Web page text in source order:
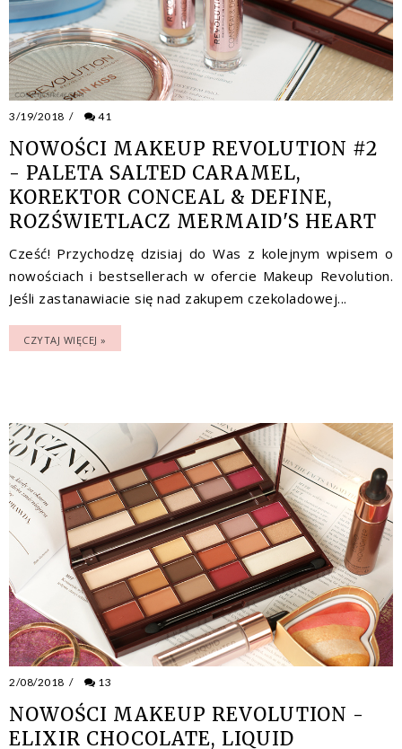
3/19/2018 / 41
NOWOŚCI MAKEUP REVOLUTION #2
- PALETA SALTED CARAMEL,
KOREKTOR CONCEAL & DEFINE,
ROZŚWIETLACZ MERMAID'S HEART
Cześć! Przychodzę dzisiaj do Was z kolejnym wpisem o
nowościach i bestsellerach w ofercie Makeup Revolution.
Jeśli zastanawiacie się nad zakupem czekoladowej...
CZYTAJ WIĘCEJ »
2/08/2018 / 13
NOWOŚCI MAKEUP REVOLUTION -
ELIXIR CHOCOLATE, LIQUID